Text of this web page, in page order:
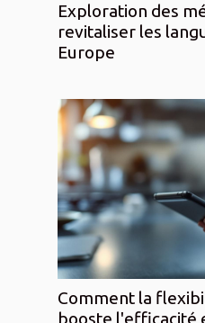
Exploration des
revitaliser les
Europe
Comment la
booste l'efficacité